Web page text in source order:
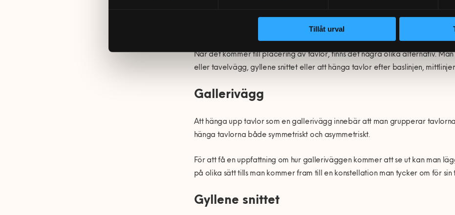
Tillåt urval
Hur ska man då tänka kring
När det kommer till placering av tavlor, finns det några olika alternativ.
eller tavelvägg, gyllene snittet eller att hänga tavlor efter baslinjen,
Gallerivägg
Att hänga upp tavlor som en gallerivägg innebär att man grupperar
hänga tavlorna både symmetriskt och asymmetriskt.
För att få en uppfattning om hur galleriväggen kommer att se ut kan man
på olika sätt tills man kommer fram till en konstellation man tycker om för
Gyllene snittet